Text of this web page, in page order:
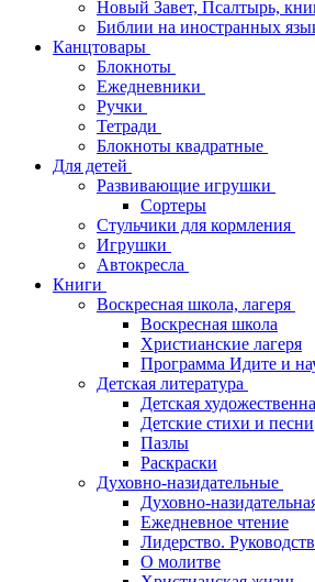
Новый Завет, Псалтырь,
Библии на иностранных
Канцтовары
Блокноты
Ежедневники
Ручки
Тетради
Блокноты квадратные
Для детей
Развивающие игрушки
Сортеры
Стульчики для кормления
Игрушки
Автокресла
Книги
Воскресная школа, лагеря
Воскресная школа
Христианские лагеря
Программа Идите и
Детская литература
Детская
Детские стихи и песни
Пазлы
Раскраски
Духовно-назидательные
Духовно-
Ежедневное чтение
Лидерство.
О молитве